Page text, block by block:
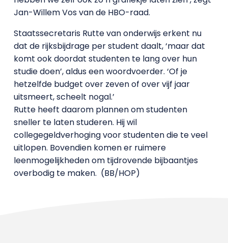
Jan-Willem Vos van de HBO-raad.
Staatssecretaris Rutte van onderwijs erkent nu
dat de rijksbijdrage per student daalt, ‘maar dat
komt ook doordat studenten te lang over hun
studie doen’, aldus een woordvoerder. ‘Of je
hetzelfde budget over zeven of over vijf jaar
uitsmeert, scheelt nogal.’
Rutte heeft daarom plannen om studenten
sneller te laten studeren. Hij wil
collegegeldverhoging voor studenten die te veel
uitlopen. Bovendien komen er ruimere
leenmogelijkheden om tijdrovende bijbaantjes
overbodig te maken. (BB/HOP)